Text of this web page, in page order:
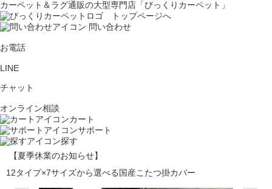
カーペット＆ラグ通販の大型専門店「びっくりカーペット」
問い合わせ
お電話
LINE
チャット
オンライン相談
カート
サポート
探す
【夏季休業のお知らせ】
12タイプ×7サイズから選べる国産こたつ掛カバー